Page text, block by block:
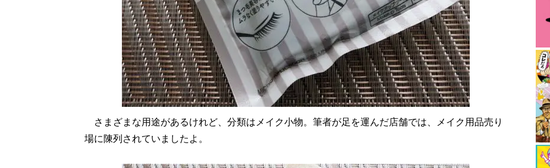
さまざまな用途があるけれど、分類はメイク小物。筆者が足を運んだ店舗では、メイク用品売り
場に陳列されていましたよ。